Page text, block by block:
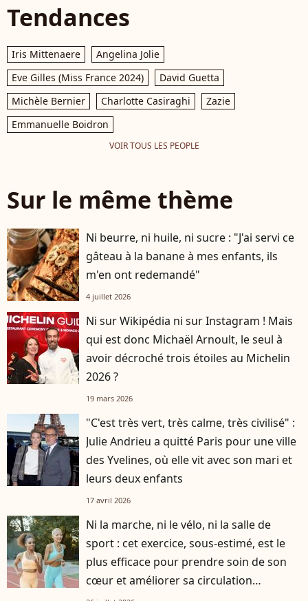
Tendances
Iris Mittenaere
Angelina Jolie
Eve Gilles (Miss France 2024)
David Guetta
Michèle Bernier
Charlotte Casiraghi
Zazie
Emmanuelle Boidron
VOIR TOUS LES PEOPLE
Sur le même thème
Ni beurre, ni huile, ni sucre : "J'ai servi ce
gâteau à la banane à mes enfants, ils
m'en ont redemandé"
4 juillet 2026
Ni sur Wikipédia ni sur Instagram ! Mais
qui est donc Michaël Arnoult, le seul à
avoir décroché trois étoiles au Michelin
2026 ?
19 mars 2026
"C'est très vert, très calme, très civilisé" :
Julie Andrieu a quitté Paris pour une ville
des Yvelines, où elle vit avec son mari et
leurs deux enfants
17 avril 2026
Ni la marche, ni le vélo, ni la salle de
sport : cet exercice, sous-estimé, est le
plus efficace pour prendre soin de son
cœur et améliorer sa circulation